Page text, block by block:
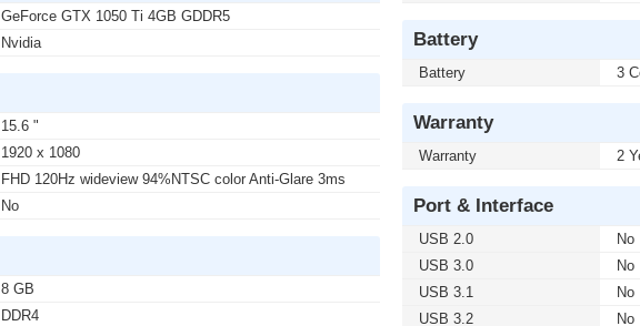
GeForce GTX 1050 Ti 4GB GDDR5
Nvidia
15.6 "
1920 x 1080
FHD 120Hz wideview 94%NTSC color Anti-Glare 3ms
No
8 GB
DDR4
Battery
Battery 3
Warranty
Warranty 2
Port & Interface
USB 2.0
No
USB 3.0
No
USB 3.1
No
USB 3.2
No